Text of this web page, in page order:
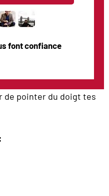
font confiance
de pointer du doigt tes